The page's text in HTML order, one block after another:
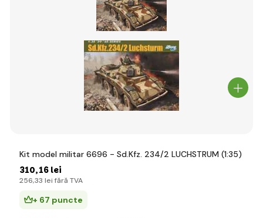
Kit model militar 6696 - Sd.Kfz. 234/2 LUCHSTRUM (1:35)
310,16 lei
256,33 lei fără TVA
+ 67 puncte